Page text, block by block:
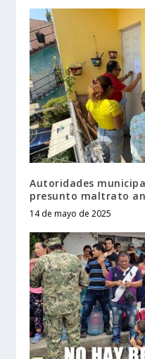
Autoridades
presunto maltrato
14 de mayo de 2025